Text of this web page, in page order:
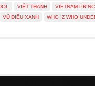
VIẾT THANH
VIETNAM
VŨ ĐIỆU XANH WHO IZ WHO